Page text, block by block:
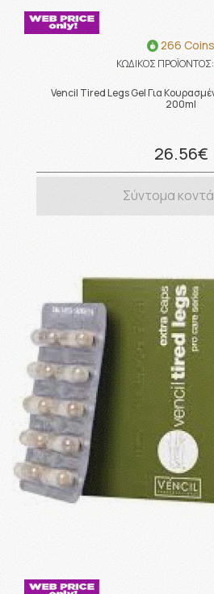
266 Coins
ΚΩΔΙΚΟΣ ΠΡΟΪΟΝΤΟΣ:
Vencil Tired Legs Gel Για
200ml
26.56€
Σύντομα